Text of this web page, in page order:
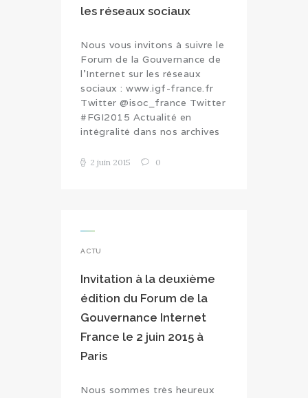
les réseaux sociaux
Nous vous invitons à suivre le
Forum de la Gouvernance de
l'Internet sur les réseaux
sociaux : www.igf-france.fr
Twitter @isoc_france Twitter
#FGI2015 Actualité en
intégralité dans nos archives
2 juin 2015 0
ACTU
Invitation à la deuxième
édition du Forum de la
Gouvernance Internet
France le 2 juin 2015 à
Paris
Nous sommes très heureux